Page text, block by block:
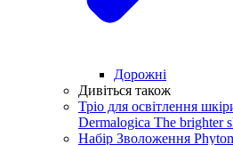
Дорожні
Дивіться також
Тріо для освітлення
Dermalogica The brighter
Набір Зволоження